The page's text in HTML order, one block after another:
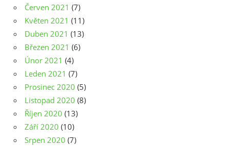
Červen 2021 (7)
Květen 2021 (11)
Duben 2021 (13)
Březen 2021 (6)
Únor 2021 (4)
Leden 2021 (7)
Prosinec 2020 (5)
Listopad 2020 (8)
Říjen 2020 (13)
Září 2020 (10)
Srpen 2020 (7)